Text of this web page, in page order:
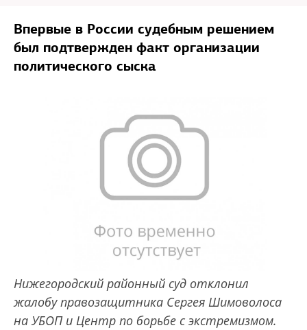
Впервые в России судебным решением
был подтвержден факт организации
политического сыска
Нижегородский районный суд отклонил
жалобу правозащитника Сергея Шимоволоса
на УБОП и Центр по борьбе с экстремизмом.